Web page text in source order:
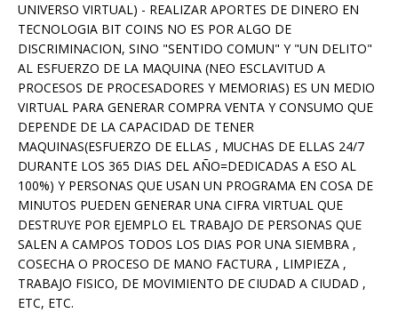
UNIVERSO VIRTUAL) - REALIZAR APORTES DE DINERO EN
TECNOLOGIA BIT COINS NO ES POR ALGO DE
DISCRIMINACION, SINO "SENTIDO COMUN" Y "UN DELITO"
AL ESFUERZO DE LA MAQUINA (NEO ESCLAVITUD A
PROCESOS DE PROCESADORES Y MEMORIAS) ES UN MEDIO
VIRTUAL PARA GENERAR COMPRA VENTA Y CONSUMO QUE
DEPENDE DE LA CAPACIDAD DE TENER
MAQUINAS(ESFUERZO DE ELLAS , MUCHAS DE ELLAS 24/7
DURANTE LOS 365 DIAS DEL AÑO=DEDICADAS A ESO AL
100%) Y PERSONAS QUE USAN UN PROGRAMA EN COSA DE
MINUTOS PUEDEN GENERAR UNA CIFRA VIRTUAL QUE
DESTRUYE POR EJEMPLO EL TRABAJO DE PERSONAS QUE
SALEN A CAMPOS TODOS LOS DIAS POR UNA SIEMBRA ,
COSECHA O PROCESO DE MANO FACTURA , LIMPIEZA ,
TRABAJO FISICO, DE MOVIMIENTO DE CIUDAD A CIUDAD ,
ETC, ETC.